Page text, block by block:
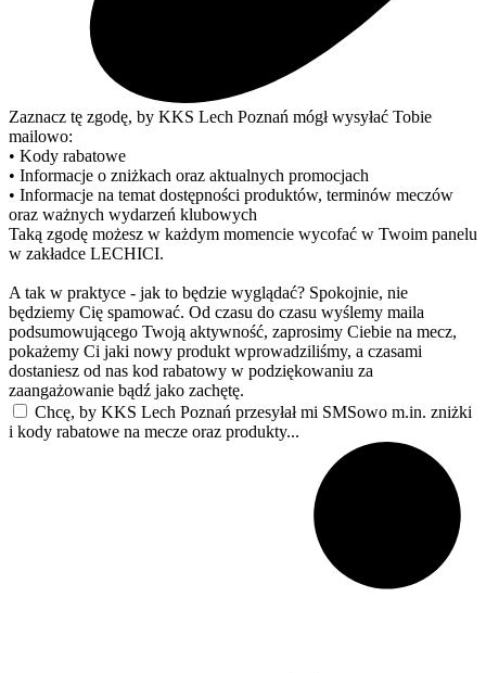
Zaznacz tę zgodę, by KKS Lech Poznań mógł wysyłać Tobie
mailowo:
• Kody rabatowe
• Informacje o zniżkach oraz aktualnych promocjach
• Informacje na temat dostępności produktów, terminów meczów
oraz ważnych wydarzeń klubowych
Taką zgodę możesz w każdym momencie wycofać w Twoim panelu
w zakładce LECHICI.
A tak w praktyce - jak to będzie wyglądać? Spokojnie, nie
będziemy Cię spamować. Od czasu do czasu wyślemy maila
podsumowującego Twoją aktywność, zaprosimy Ciebie na mecz,
pokażemy Ci jaki nowy produkt wprowadziliśmy, a czasami
dostaniesz od nas kod rabatowy w podziękowaniu za
zaangażowanie bądź jako zachętę.
Chcę, by KKS Lech Poznań przesyłał mi SMSowo m.in. zniżki
i kody rabatowe na mecze oraz produkty...